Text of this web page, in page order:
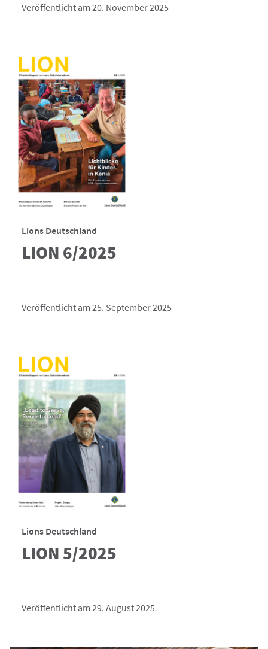
Veröffentlicht am 20. November 2025
Lions Deutschland
LION 6/2025
Veröffentlicht am 25. September 2025
Lions Deutschland
LION 5/2025
Veröffentlicht am 29. August 2025